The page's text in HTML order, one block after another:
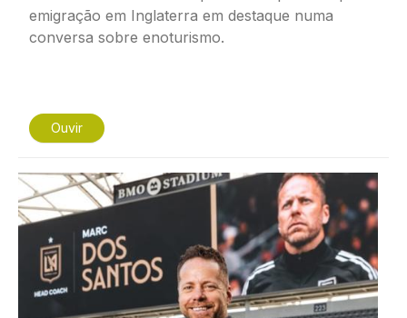
emigração em Inglaterra em destaque numa
conversa sobre enoturismo.
Ouvir
Imagem